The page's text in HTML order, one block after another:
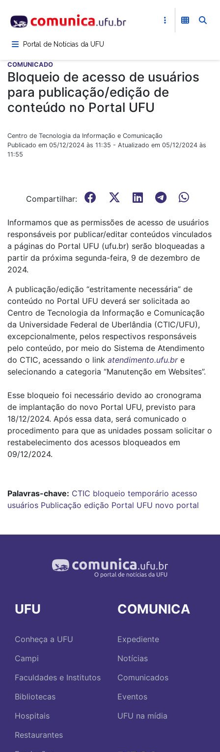
para
conteúdoPortal de Notícias da UFU
COMUNICADO
Bloqueio de acesso de usuários
para publicação/edição de
conteúdo no Portal UFU
Centro de Tecnologia da Informação e Comunicação
Publicado em 05/12/2024 às 11:35 - Atualizado em 05/12/2024 às
11:55
Compartilhar:
Informamos que as permissões de acesso de usuários
responsáveis por publicar/editar conteúdos vinculados
a páginas do Portal UFU (ufu.br) serão bloqueadas a
partir da próxima segunda-feira, 9 de dezembro de
2024.
A publicação/edição “estritamente necessária” de
conteúdo no Portal UFU deverá ser solicitada ao
Centro de Tecnologia da Informação e Comunicação
da Universidade Federal de Uberlândia (CTIC/UFU),
excepcionalmente, pelos respectivos responsáveis
pelo conteúdo, por meio do Sistema de Atendimento
do CTIC, acessando o link atendimento.ufu.bre
selecionando a categoria “Manutenção em Websites”.
Esse bloqueio foi necessário devido ao cronograma
de implantação do novo Portal UFU, previsto para
18/12/2024. Após essa data, será comunicado o
procedimento para que as unidades possam solicitar o
restabelecimento dos acessos bloqueados em
09/12/2024.
Palavras-chave: CTIC bloqueio temporário acesso
usuários Publicação edição Portal UFU novo portal
UFU
Conheça a UFU
Campi
Faculdades e Institutos
Bibliotecas
Hospitais
Restaurantes
COMUNICA
Expediente
Notícias
Comunicados
Eventos
UFU na mídia